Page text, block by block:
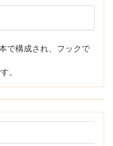
で構成され、フックで
。